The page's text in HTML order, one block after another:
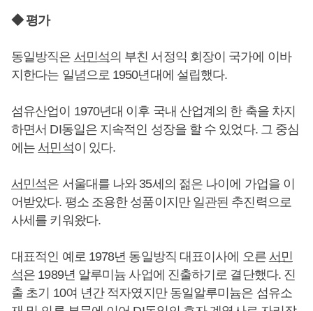
◆ 평가
동일방직은 서민석의 부친 서정익 회장이 국가에 이바
지한다는 일념으로 1950년대에 설립했다.
섬유산업이 1970년대 이후 국내 산업계의 한 축을 차지
하면서 DI동일은 지속적인 성장을 할 수 있었다. 그 중심
에는 서민석이 있다.
서민석은 서울대를 나와 35세의 젊은 나이에 가업을 이
어받았다. 평소 조용한 성품이지만 일관된 추진력으로
사세를 키워왔다.
대표적인 예로 1978년 동일방직 대표이사에 오른 서민
석은 1989년 알루미늄 사업에 진출하기로 결단했다. 진
출 초기 10여 년간 적자였지만 동일알루미늄은 섬유소